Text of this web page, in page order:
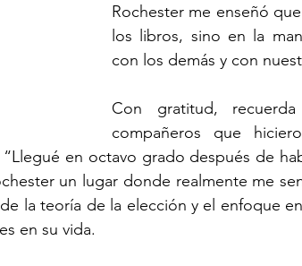
Rochester me enseñó
los libros, sino en la
con los demás y con
Con gratitud,
compañeros que
en octavo grado después de
un lugar donde realmente me
la teoría de la elección y el enfoque
en su vida.